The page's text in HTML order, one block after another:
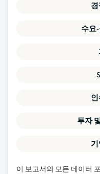
수요
투자
이 보고서의 모든 데이터